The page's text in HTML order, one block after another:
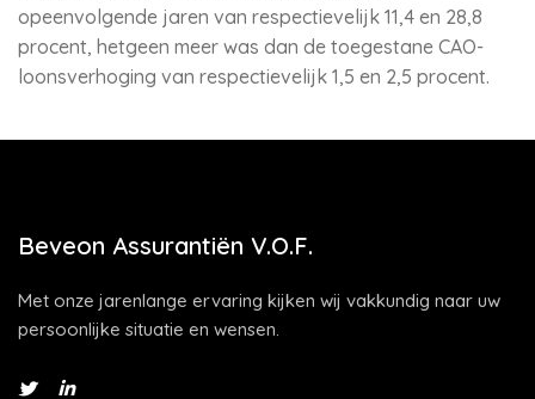
opeenvolgende jaren van respectievelijk 11,4 en 28,8
procent, hetgeen meer was dan de toegestane CAO-
loonsverhoging van respectievelijk 1,5 en 2,5 procent.
Beveon Assurantiën V.O.F.
Met onze jarenlange ervaring kijken wij vakkundig naar uw
persoonlijke situatie en wensen.